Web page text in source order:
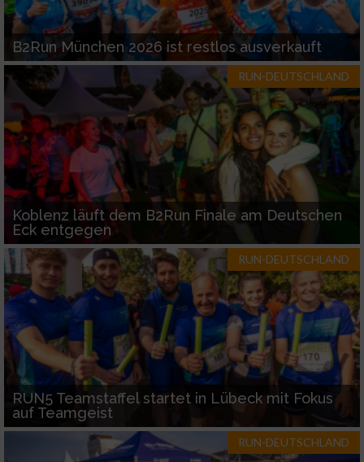
B2Run München 2026 ist restlos ausverkauft
RUN-DEUTSCHLAND
Koblenz läuft dem B2Run Finale am Deutschen
Eck entgegen
RUN-DEUTSCHLAND
RUN5 Teamstaffel startet in Lübeck mit Fokus
auf Teamgeist
RUN-DEUTSCHLAND